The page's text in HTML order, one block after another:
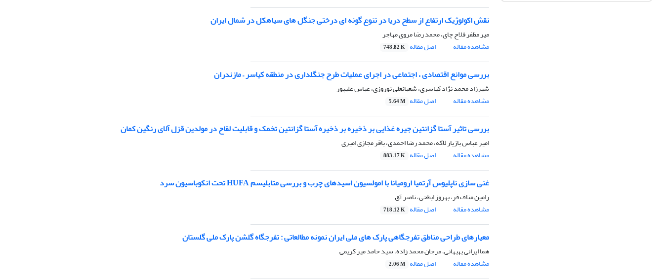
نقش اکولوژیک ارتفاع از سطح دریا در تنوع گونه ای درختی جنگل های سیاهکل در شمال ایران
میر مظفر فلاح چای، محمد رضا مروی مهاجر
مشاهده مقاله
اصل مقاله 748.82 K
بررسی موانع اقتصادی ، اجتماعی در اجرای عملیات طرح جنگلداری در منطقه کیاسر – مازندران
شیرزاد محمد نژاد کیاسری، شعبانعلی نوروزی، عباس علیپور
مشاهده مقاله
اصل مقاله 5.64 M
بررسی تاثیر آستا گزانتین جیره غذایی بر ذخیره بر ذخیره آستا گزانتین تخمک و قابلیت لقاح در مولدین قزل آلای رنگین کمان
امیر عباس بازیار لاکه، محمد رضا احمدی، باقر مجازی امیری
مشاهده مقاله
اصل مقاله 883.17 K
غنی سازی ناپلیوس آرتمیا ارومیانا با امولسیون اسیدهای چرب و بررسی متابلیسم HUFA تحت انکوباسیون سرد
رامین مناف فر، بهروز ابطحی، ناصر آق
مشاهده مقاله
اصل مقاله 718.12 K
معیارهای طراحی مناطق تفرجگاهی پارک های ملی ایران نمونه مطالعاتی : تفرجگاه گلشن پارک ملی گلستان
هما ایرانی بهبهانی، مرجان محمد زاده، سید حامد میر کریمی
مشاهده مقاله
اصل مقاله 2.06 M